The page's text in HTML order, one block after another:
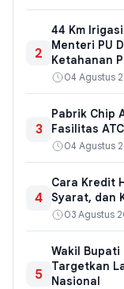
2
44 Km
Menteri PU
Ketahanan
04 Agustus
3
Pabrik Chip
Fasilitas
04 Agustus
4
Cara Kredit
Syarat, dan
03 Agustus
5
Wakil Bupati
Targetkan
Nasional